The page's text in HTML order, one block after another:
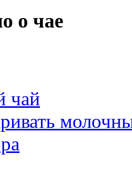
о чае
чай